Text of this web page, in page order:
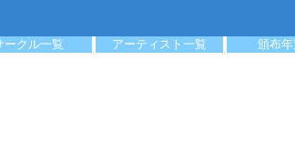
ークル一覧 アーティスト一覧 頒布